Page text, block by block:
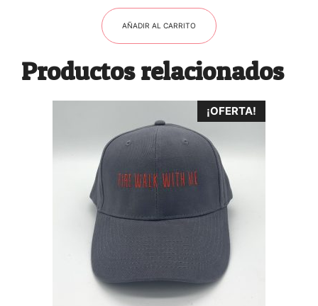
AÑADIR AL CARRITO
Productos relacionados
¡OFERTA!